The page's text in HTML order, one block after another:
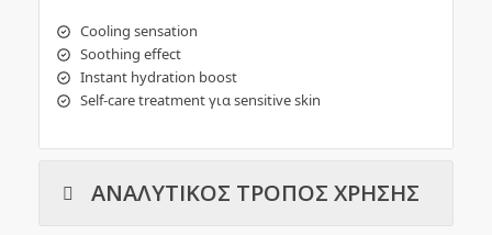
Cooling sensation
Soothing effect
Instant hydration boost
Self-care treatment για sensitive skin
ΑΝΑΛΥΤΙΚΟΣ ΤΡΟΠΟΣ ΧΡΗΣΗΣ